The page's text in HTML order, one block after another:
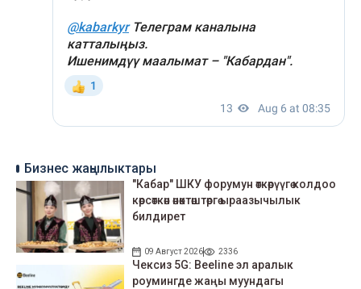
Бизнес жаңылыктары
"Кабар" ШКУ форумун өткөрүүгө колдоо
көрсөткөн өнөктөштөргө ыраазычылык
билдирет
09 Август 2026 2336
Чексиз 5G: Beeline эл аралык
роумингде жаңы муундагы